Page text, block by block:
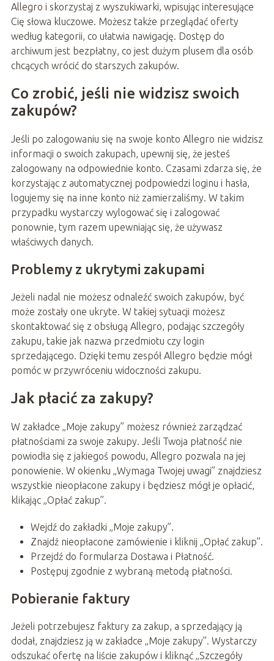
Allegro i skorzystaj z wyszukiwarki, wpisując interesujące
Cię słowa kluczowe. Możesz także przeglądać oferty
według kategorii, co ułatwia nawigację. Dostęp do
archiwum jest bezpłatny, co jest dużym plusem dla osób
chcących wrócić do starszych zakupów.
Co zrobić, jeśli nie widzisz swoich
zakupów?
Jeśli po zalogowaniu się na swoje konto Allegro nie widzisz
informacji o swoich zakupach, upewnij się, że jesteś
zalogowany na odpowiednie konto. Czasami zdarza się, że
korzystając z automatycznej podpowiedzi loginu i hasła,
logujemy się na inne konto niż zamierzaliśmy. W takim
przypadku wystarczy wylogować się i zalogować
ponownie, tym razem upewniając się, że używasz
właściwych danych.
Problemy z ukrytymi zakupami
Jeżeli nadal nie możesz odnaleźć swoich zakupów, być
może zostały one ukryte. W takiej sytuacji możesz
skontaktować się z obsługą Allegro, podając szczegóły
zakupu, takie jak nazwa przedmiotu czy login
sprzedającego. Dzięki temu zespół Allegro będzie mógł
pomóc w przywróceniu widoczności zakupu.
Jak płacić za zakupy?
W zakładce „Moje zakupy” możesz również zarządzać
płatnościami za swoje zakupy. Jeśli Twoja płatność nie
powiodła się z jakiegoś powodu, Allegro pozwala na jej
ponowienie. W okienku „Wymaga Twojej uwagi” znajdziesz
wszystkie nieopłacone zakupy i będziesz mógł je opłacić,
klikając „Opłać zakup”.
Wejdź do zakładki „Moje zakupy”.
Znajdź nieopłacone zamówienie i kliknij „Opłać zakup”.
Przejdź do formularza Dostawa i Płatność.
Postępuj zgodnie z wybraną metodą płatności.
Pobieranie faktury
Jeżeli potrzebujesz faktury za zakup, a sprzedający ją
dodał, znajdziesz ją w zakładce „Moje zakupy”. Wystarczy
odszukać ofertę na liście zakupów i kliknąć „Szczegóły